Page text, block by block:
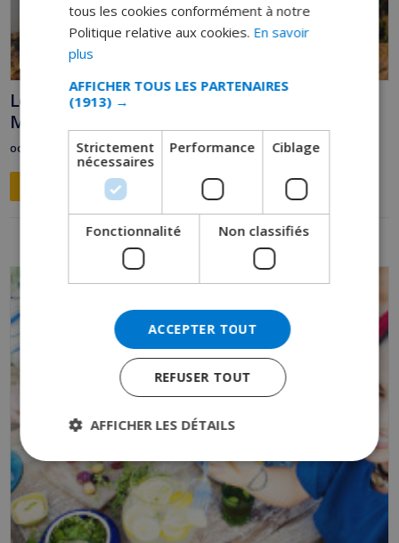
Les Plus Belles Plages d’Andalousie : De Cádiz à
Málaga
octobre 19, 2025
LIRE LA SUITE
SPANISH
GERMAN
DANISH
tous les cookies conformément à notre
Politique relative aux cookies. En savoir
plus
AFFICHER TOUS LES PARTENAIRES
(1913) →
Strictement
nécessaires
Performance Ciblage
Fonctionnalité Non classifiés
ACCEPTER TOUT
REFUSER TOUT
AFFICHER LES DÉTAILS